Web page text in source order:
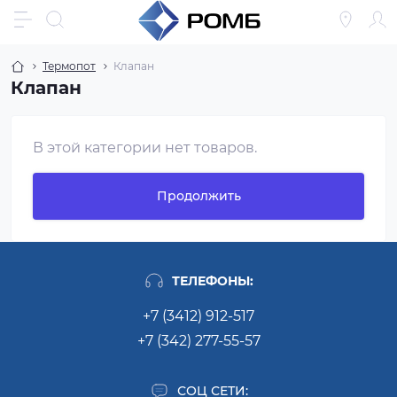
Термопот Клапан
Клапан
В этой категории нет товаров.
Продолжить
ТЕЛЕФОНЫ:
+7 (3412) 912-517
+7 (342) 277-55-57
СОЦ СЕТИ: